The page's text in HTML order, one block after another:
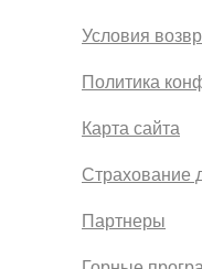
Политика
Условия
Карта сайта
Партнеры
Страхование